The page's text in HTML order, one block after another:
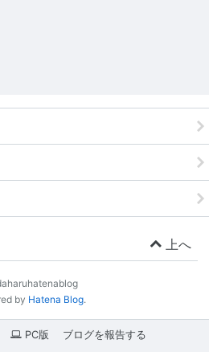
上へ
by Hatena Blog.
PC版 ブログを報告する